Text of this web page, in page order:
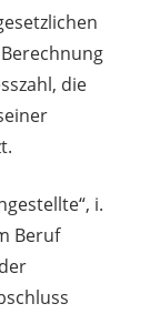
die
i.
Beruf